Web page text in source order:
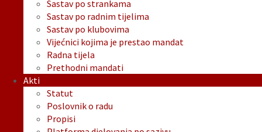
Sastav po strankama
Sastav po radnim tijelima
Sastav po klubovima
Vijećnici kojima je prestao mandat
Radna tijela
Prethodni mandati
Akti
Statut
Poslovnik o radu
Propisi